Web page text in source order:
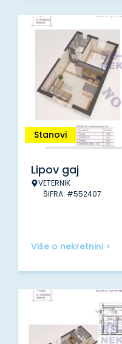
Stanovi
Lipov gaj
VETERNIK
ŠIFRA: #552407
Više o nekretnini >